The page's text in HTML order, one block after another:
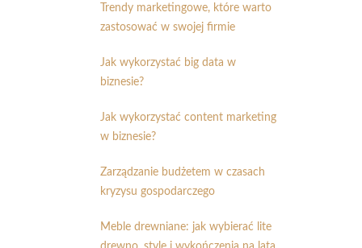
Trendy marketingowe, które warto
zastosować w swojej firmie
Jak wykorzystać big data w
biznesie?
Jak wykorzystać content marketing
w biznesie?
Zarządzanie budżetem w czasach
kryzysu gospodarczego
Meble drewniane: jak wybierać lite